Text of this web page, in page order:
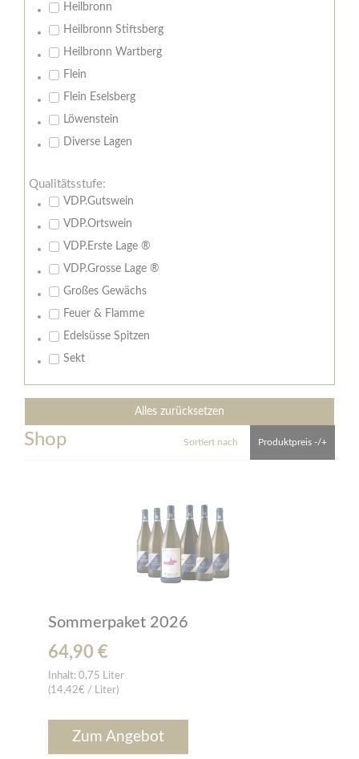
Heilbronn
Heilbronn Stiftsberg
Heilbronn Wartberg
Flein
Flein Eselsberg
Löwenstein
Diverse Lagen
Qualitätsstufe:
VDP.Gutswein
VDP.Ortswein
VDP.Erste Lage ®
VDP.Grosse Lage ®
Großes Gewächs
Feuer & Flamme
Edelsüsse Spitzen
Sekt
Alles zurücksetzen
Shop Sortiert nach Produktpreis -/+
Sommerpaket 2026
64,90 €
Inhalt: 0,75 Liter
(14,42€ / Liter)
Zum Angebot